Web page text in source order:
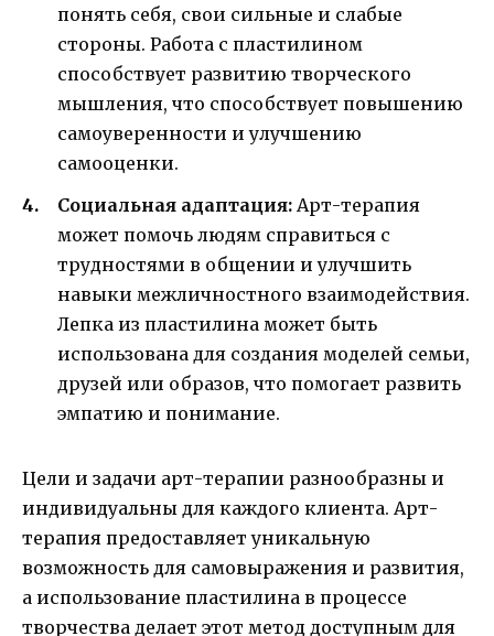
понять себя, свои сильные и слабые
стороны. Работа с пластилином
способствует развитию творческого
мышления, что способствует повышению
самоуверенности и улучшению
самооценки.
Социальная адаптация: Арт-терапия
может помочь людям справиться с
трудностями в общении и улучшить
навыки межличностного взаимодействия.
Лепка из пластилина может быть
использована для создания моделей семьи,
друзей или образов, что помогает развить
эмпатию и понимание.
Цели и задачи арт-терапии разнообразны и
индивидуальны для каждого клиента. Арт-
терапия предоставляет уникальную
возможность для самовыражения и развития,
а использование пластилина в процессе
творчества делает этот метод доступным для